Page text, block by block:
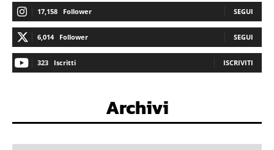
17,158 Follower SEGUI
6,014 Follower SEGUI
323 Iscritti ISCRIVITI
Archivi